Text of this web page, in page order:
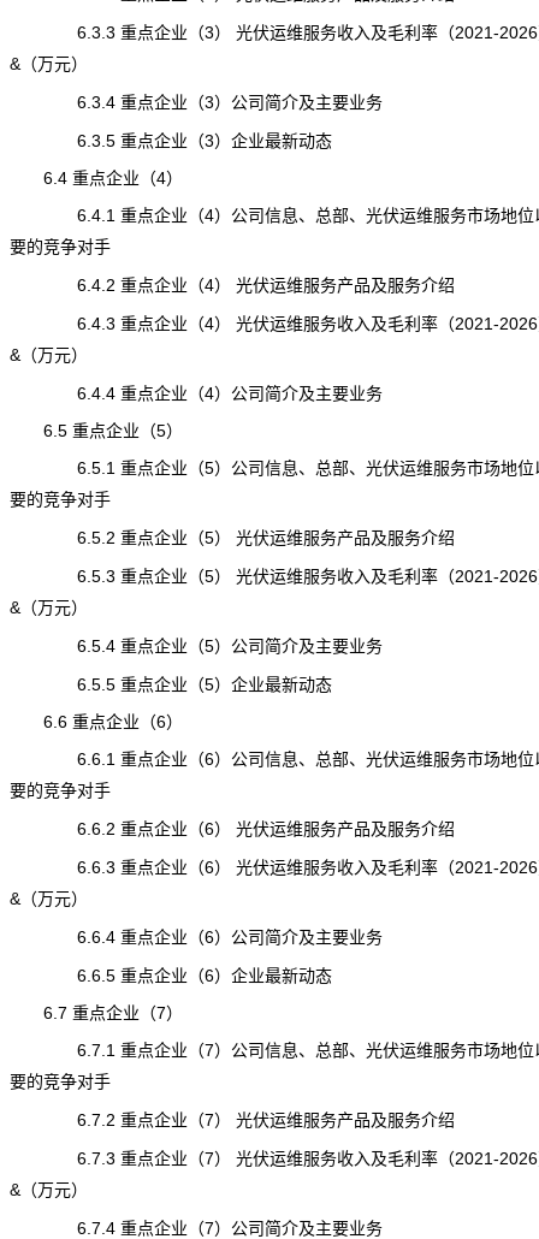
6.3.3 重点企业（3） 光伏运维服务收入及毛利率（2021-2026
&（万元）
6.3.4 重点企业（3）公司简介及主要业务
6.3.5 重点企业（3）企业最新动态
6.4 重点企业（4）
6.4.1 重点企业（4）公司信息、总部、光伏运维服务市场地位
要的竞争对手
6.4.2 重点企业（4） 光伏运维服务产品及服务介绍
6.4.3 重点企业（4） 光伏运维服务收入及毛利率（2021-2026
&（万元）
6.4.4 重点企业（4）公司简介及主要业务
6.5 重点企业（5）
6.5.1 重点企业（5）公司信息、总部、光伏运维服务市场地位
要的竞争对手
6.5.2 重点企业（5） 光伏运维服务产品及服务介绍
6.5.3 重点企业（5） 光伏运维服务收入及毛利率（2021-2026
&（万元）
6.5.4 重点企业（5）公司简介及主要业务
6.5.5 重点企业（5）企业最新动态
6.6 重点企业（6）
6.6.1 重点企业（6）公司信息、总部、光伏运维服务市场地位
要的竞争对手
6.6.2 重点企业（6） 光伏运维服务产品及服务介绍
6.6.3 重点企业（6） 光伏运维服务收入及毛利率（2021-2026
&（万元）
6.6.4 重点企业（6）公司简介及主要业务
6.6.5 重点企业（6）企业最新动态
6.7 重点企业（7）
6.7.1 重点企业（7）公司信息、总部、光伏运维服务市场地位
要的竞争对手
6.7.2 重点企业（7） 光伏运维服务产品及服务介绍
6.7.3 重点企业（7） 光伏运维服务收入及毛利率（2021-2026
&（万元）
6.7.4 重点企业（7）公司简介及主要业务